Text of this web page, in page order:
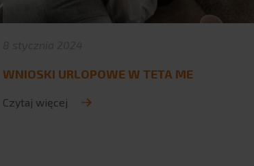
WNIOSKI URLOPOWE W TETA ME
Czytaj więcej